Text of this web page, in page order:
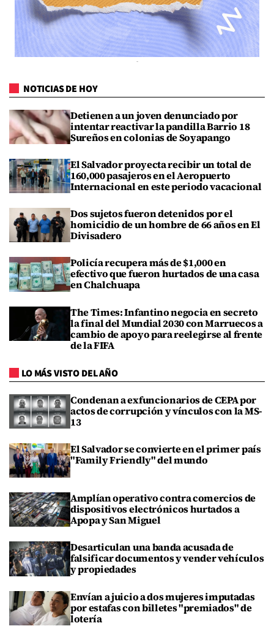
NOTICIAS DE HOY
Detienen a un joven denunciado por
intentar reactivar la pandilla Barrio 18
Sureños en colonias de Soyapango
El Salvador proyecta recibir un total de
160,000 pasajeros en el Aeropuerto
Internacional en este periodo vacacional
Dos sujetos fueron detenidos por el
homicidio de un hombre de 66 años en El
Divisadero
Policía recupera más de $1,000 en
efectivo que fueron hurtados de una casa
en Chalchuapa
The Times: Infantino negocia en secreto
la final del Mundial 2030 con Marruecos a
cambio de apoyo para reelegirse al frente
de la FIFA
LO MÁS VISTO DEL AÑO
Condenan a exfuncionarios de CEPA por
actos de corrupción y vínculos con la MS-
13
El Salvador se convierte en el primer país
"Family Friendly" del mundo
Amplían operativo contra comercios de
dispositivos electrónicos hurtados a
Apopa y San Miguel
Desarticulan una banda acusada de
falsificar documentos y vender vehículos
y propiedades
Envían a juicio a dos mujeres imputadas
por estafas con billetes "premiados" de
lotería